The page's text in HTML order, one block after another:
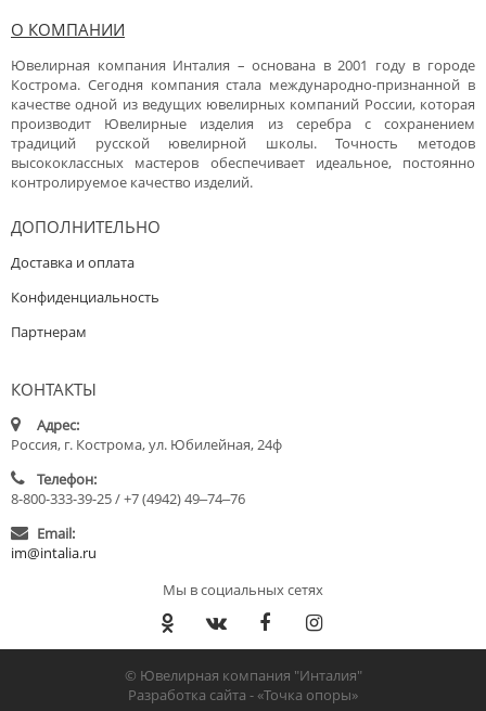
О КОМПАНИИ
Ювелирная компания Инталия – основана в 2001 году в городе
Кострома. Сегодня компания стала международно-признанной в
качестве одной из ведущих ювелирных компаний России, которая
производит Ювелирные изделия из серебра с сохранением
традиций русской ювелирной школы. Точность методов
высококлассных мастеров обеспечивает идеальное, постоянно
контролируемое качество изделий.
ДОПОЛНИТЕЛЬНО
Доставка и оплата
Конфиденциальность
Партнерам
КОНТАКТЫ
Адрес:
Россия, г. Кострома, ул. Юбилейная, 24ф
Телефон:
8-800-333-39-25 / +7 (4942) 49‒74‒76
Email:
im@intalia.ru
Мы в социальных сетях
© Ювелирная компания "Инталия"
Разработка сайта -«Точка опоры»